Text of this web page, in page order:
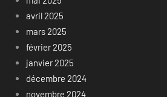
avril 2025
mars 2025
février 2025
janvier 2025
décembre 2024
novembre 2024